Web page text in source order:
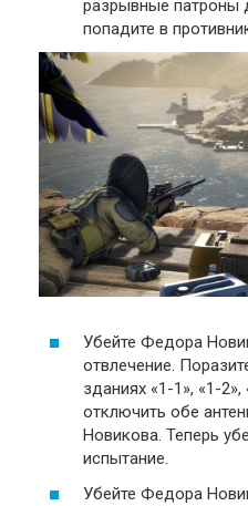
разрывные патроны
попадите в
Убейте Федора
отвлечение.
зданиях «1-1», «1-
отключить обе
Новикова. Теперь
испытание.
Убейте Федора